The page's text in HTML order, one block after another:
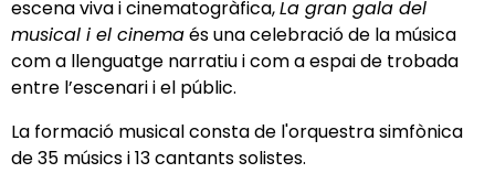
escena viva i cinematogràfica,La gran gala del
musical i el cinemaés una celebració de la música
com a llenguatge narratiu i com a espai de trobada
entre l’escenari i el públic.
La formació musical consta de l'orquestra simfònica
de 35 músics i 13 cantants solistes.